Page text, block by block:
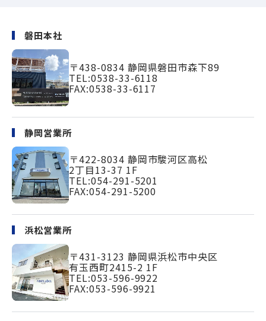
磐田本社
〒438-0834 静岡県磐田市森下89
TEL:0538-33-6118
FAX:0538-33-6117
静岡営業所
〒422-8034 静岡市駿河区高松
2丁目13-37 1F
TEL:054-291-5201
FAX:054-291-5200
浜松営業所
〒431-3123 静岡県浜松市中央区
有玉西町2415-2 1F
TEL:053-596-9922
FAX:053-596-9921